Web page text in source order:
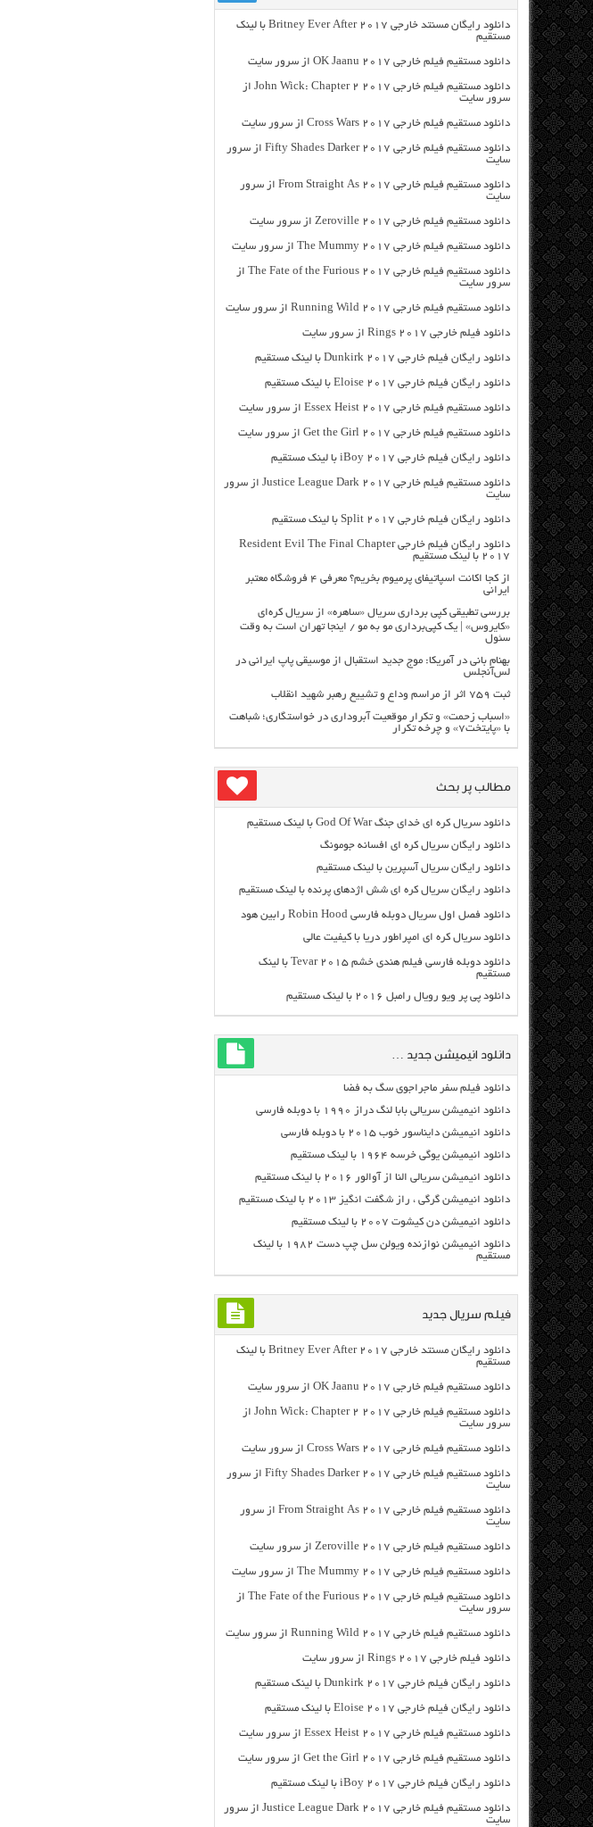
دانلود رایگان مسنتد خارجی Britney Ever After 2017 با لینک
مستقیم
دانلود مستقیم فیلم خارجی OK Jaanu 2017 از سرور سایت
دانلود مستقیم فیلم خارجی John Wick: Chapter 2 2017 از
سرور سایت
دانلود مستقیم فیلم خارجی Cross Wars 2017 از سرور سایت
دانلود مستقیم فیلم خارجی Fifty Shades Darker 2017 از سرور
سایت
دانلود مستقیم فیلم خارجی From Straight As 2017 از سرور
سایت
دانلود مستقیم فیلم خارجی Zeroville 2017 از سرور سایت
دانلود مستقیم فیلم خارجی The Mummy 2017 از سرور سایت
دانلود مستقیم فیلم خارجی The Fate of the Furious 2017 از
سرور سایت
دانلود مستقیم فیلم خارجی Running Wild 2017 از سرور سایت
دانلود فیلم خارجی Rings 2017 از سرور سایت
دانلود رایگان فیلم خارجی Dunkirk 2017 با لینک مستقیم
دانلود رایگان فیلم خارجی Eloise 2017 با لینک مستقیم
دانلود مستقیم فیلم خارجی Essex Heist 2017 از سرور سایت
دانلود مستقیم فیلم خارجی Get the Girl 2017 از سرور سایت
دانلود رایگان فیلم خارجی iBoy 2017 با لینک مستقیم
دانلود مستقیم فیلم خارجی Justice League Dark 2017 از سرور
سایت
دانلود رایگان فیلم خارجی Split 2017 با لینک مستقیم
دانلود رایگان فیلم خارجی Resident Evil The Final Chapter
2017 با لینک مستقیم
از کجا اکانت اسپاتیفای پرمیوم بخریم؟ معرفی ۴ فروشگاه معتبر
ایرانی
بررسی تطبیقی کپی برداری سریال «ساهره» از سریال کره‌ای
«کایروس» | یک کپی‌برداری مو به مو / اینجا تهران است به وقت
سئول
بهنام بانی در آمریکا: موج جدید استقبال از موسیقی پاپ ایرانی در
لس‌آنجلس
ثبت ۷۵۹ اثر از مراسم وداع و تشییع رهبر شهید انقلاب
«اسباب زحمت» و تکرار موقعیت آبروداری در خواستگاری؛ شباهت
با «پایتخت۷» و چرخه تکرار
مطالب پر بحث
دانلود سریال کره ای خدای جنگ God Of War با لینک مستقیم
دانلود رایگان سریال کره ای افسانه جومونگ
دانلود رایگان سریال آسپرین با لینک مستقیم
دانلود رایگان سریال کره ای شش اژدهای پرنده با لینک مستقیم
دانلود فصل اول سریال دوبله فارسی Robin Hood رابین هود
دانلود سریال کره ای امپراطور دریا با کیفیت عالی
دانلود دوبله فارسی فیلم هندی خشم Tevar ۲۰۱۵ با لینک
مستقیم
دانلود پی پر ویو رویال رامبل ۲۰۱۶ با لینک مستقیم
دانلود انیمیشن جدید …
دانلود فیلم سفر ماجراجوی سگ به فضا
دانلود انیمیشن سریالی بابا لنگ دراز ۱۹۹۰ با دوبله فارسی
دانلود انیمیشن دایناسور خوب ۲۰۱۵ با دوبله فارسی
دانلود انیمیشن یوگی خرسه ۱۹۶۴ با لینک مستقیم
دانلود انیمیشن سریالی النا از آوالور ۲۰۱۶ با لینک مستقیم
دانلود انیمیشن گرگی ، راز شگفت انگیز ۲۰۱۳ با لینک مستقیم
دانلود انیمیشن دن کیشوت ۲۰۰۷ با لینک مستقیم
دانلود انیمیشن نوازنده ویولن سل چپ دست ۱۹۸۲ با لینک
مستقیم
فیلم سریال جدید
دانلود رایگان مسنتد خارجی Britney Ever After 2017 با لینک
مستقیم
دانلود مستقیم فیلم خارجی OK Jaanu 2017 از سرور سایت
دانلود مستقیم فیلم خارجی John Wick: Chapter 2 2017 از
سرور سایت
دانلود مستقیم فیلم خارجی Cross Wars 2017 از سرور سایت
دانلود مستقیم فیلم خارجی Fifty Shades Darker 2017 از سرور
سایت
دانلود مستقیم فیلم خارجی From Straight As 2017 از سرور
سایت
دانلود مستقیم فیلم خارجی Zeroville 2017 از سرور سایت
دانلود مستقیم فیلم خارجی The Mummy 2017 از سرور سایت
دانلود مستقیم فیلم خارجی The Fate of the Furious 2017 از
سرور سایت
دانلود مستقیم فیلم خارجی Running Wild 2017 از سرور سایت
دانلود فیلم خارجی Rings 2017 از سرور سایت
دانلود رایگان فیلم خارجی Dunkirk 2017 با لینک مستقیم
دانلود رایگان فیلم خارجی Eloise 2017 با لینک مستقیم
دانلود مستقیم فیلم خارجی Essex Heist 2017 از سرور سایت
دانلود مستقیم فیلم خارجی Get the Girl 2017 از سرور سایت
دانلود رایگان فیلم خارجی iBoy 2017 با لینک مستقیم
دانلود مستقیم فیلم خارجی Justice League Dark 2017 از سرور
سایت